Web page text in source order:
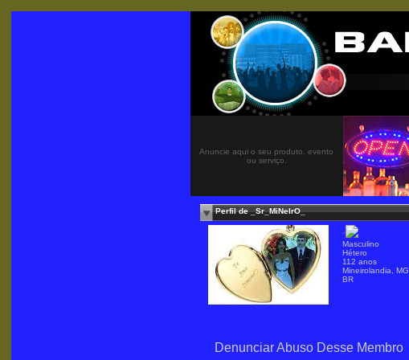
Anuncie aqui o seu produto, evento
ou serviço.
Perfil de _Sr_MiNeIrO_
"
Masculino
Hétero
112 anos
Mineirolandia, MG
BR
Denunciar Abuso Desse Membro